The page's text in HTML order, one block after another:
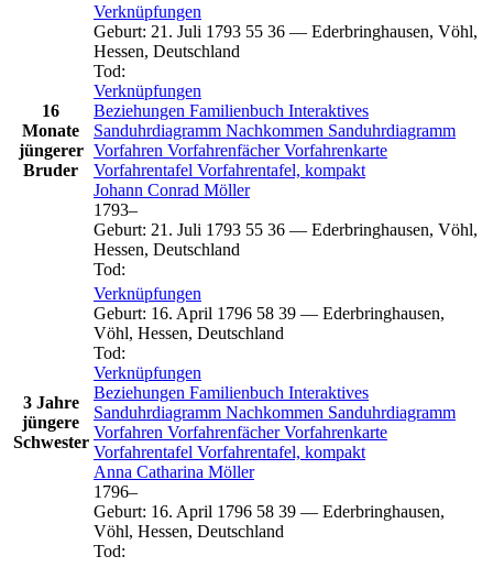
16
Monate
jüngerer
Bruder
Verknüpfungen
Geburt: 21. Juli 1793 55 36 — Ederbringhausen, Vöhl,
Hessen, Deutschland
Tod:
Verknüpfungen
Beziehungen Familienbuch Interaktives
Sanduhrdiagramm Nachkommen Sanduhrdiagramm
Vorfahren VorfahrenfächerVorfahrenkarte
Vorfahrentafel Vorfahrentafel, kompakt
Johann Conrad Möller
1793–
Geburt: 21. Juli 1793 55 36 — Ederbringhausen, Vöhl,
Hessen, Deutschland
Tod:
3 Jahre
jüngere
Schwester
Verknüpfungen
Geburt: 16. April 1796 58 39 — Ederbringhausen,
Vöhl, Hessen, Deutschland
Tod:
Verknüpfungen
Beziehungen Familienbuch Interaktives
Sanduhrdiagramm Nachkommen Sanduhrdiagramm
Vorfahren VorfahrenfächerVorfahrenkarte
Vorfahrentafel Vorfahrentafel, kompakt
Anna Catharina Möller
1796–
Geburt: 16. April 1796 58 39 — Ederbringhausen,
Vöhl, Hessen, Deutschland
Tod: